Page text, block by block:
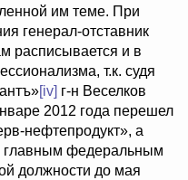
им теме. При
генерал-отставник
расписывается и в
т.к. судя
[iv] г-н Веселков
2012 года перешел
нефтепродукт», а
главным федеральным
должности до мая